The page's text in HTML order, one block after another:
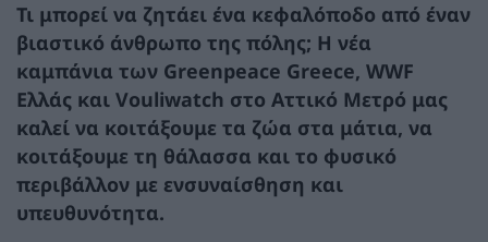
Τι μπορεί να ζητάει ένα κεφαλόποδο από έναν
βιαστικό άνθρωπο της πόλης; Η νέα
καμπάνια των Greenpeace Greece, WWF
Ελλάς και Vouliwatch στο Αττικό Μετρό μας
καλεί να κοιτάξουμε τα ζώα στα μάτια, να
κοιτάξουμε τη θάλασσα και το φυσικό
περιβάλλον με ενσυναίσθηση και
υπευθυνότητα.